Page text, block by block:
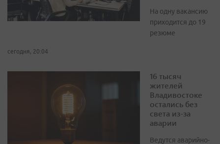
На одну вакансию
приходится до 19
резюме
сегодня, 20:04
16 тысяч
жителей
Владивостоке
остались без
света из-за
аварии
Ведутся аварийно-